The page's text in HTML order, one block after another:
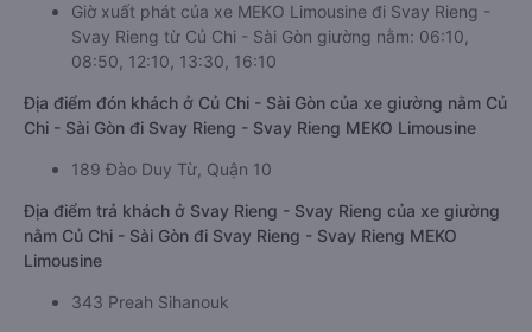
Giờ xuất phát của xe MEKO Limousine đi Svay Rieng -
Svay Rieng từ Củ Chi - Sài Gòn giường nằm: 06:10,
08:50, 12:10, 13:30, 16:10
Địa điểm đón khách ở Củ Chi - Sài Gòn của xe giường nằm Củ
Chi - Sài Gòn đi Svay Rieng - Svay Rieng MEKO Limousine
189 Đào Duy Từ, Quận 10
Địa điểm trả khách ở Svay Rieng - Svay Rieng của xe giường
nằm Củ Chi - Sài Gòn đi Svay Rieng - Svay Rieng MEKO
Limousine
343 Preah Sihanouk